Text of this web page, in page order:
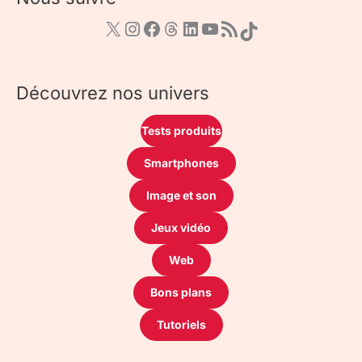
Découvrez nos univers
Tests produits
Smartphones
Image et son
Jeux vidéo
Web
Bons plans
Tutoriels